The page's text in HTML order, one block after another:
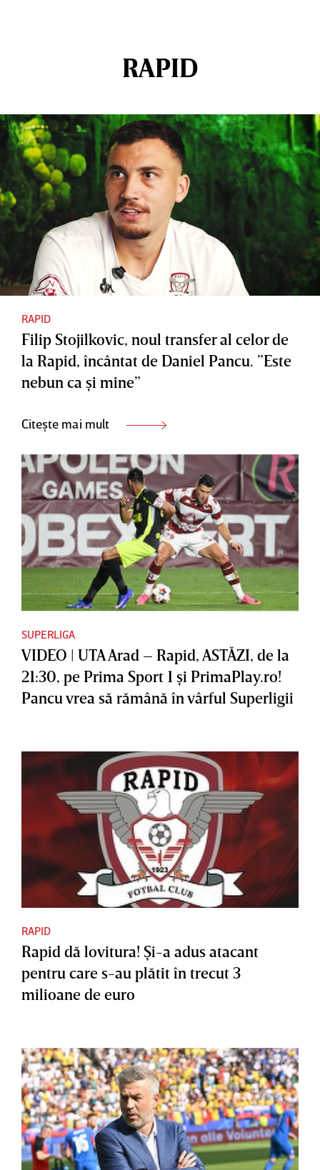
RAPID
RAPID
Filip Stojilkovic, noul transfer al celor de
la Rapid, încântat de Daniel Pancu. ”Este
nebun ca şi mine”
Citește mai mult
SUPERLIGA
VIDEO | UTA Arad – Rapid, ASTĂZI, de la
21:30, pe Prima Sport 1 şi PrimaPlay.ro!
Pancu vrea să rămână în vârful Superligii
RAPID
Rapid dă lovitura! Şi-a adus atacant
pentru care s-au plătit în trecut 3
milioane de euro